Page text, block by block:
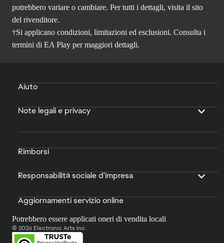
potrebbero variare o cambiare. Per tutti i dettagli, visita il sito
del rivenditore.
†Si applicano condizioni, limitazioni ed esclusioni. Consulta i
termini di EA Play per maggiori dettagli.
Aiuto
Note legali e privacy
Rimborsi
Responsabilità sociale d'impresa
Aggiornamenti servizio online
Potrebbero essere applicati oneri di vendita locali
© 2026 Electronic Arts Inc.